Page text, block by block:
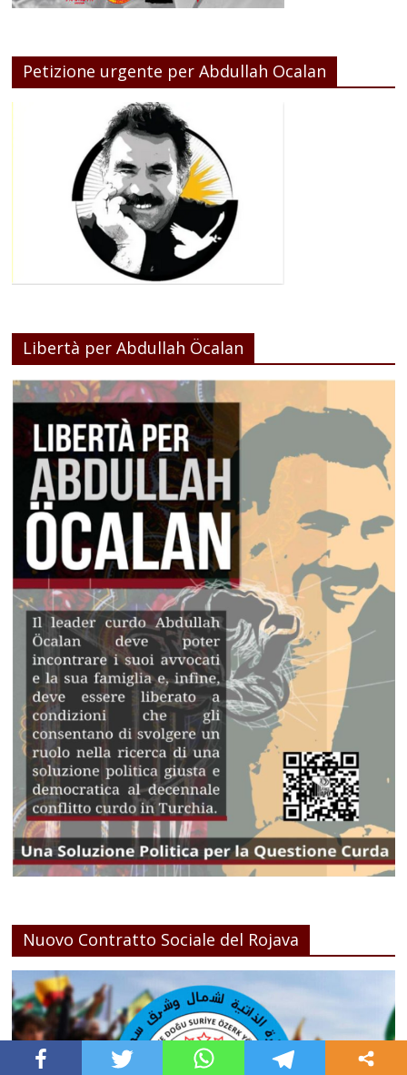
Petizione urgente per Abdullah Ocalan
Libertà per Abdullah Öcalan
Nuovo Contratto Sociale del Rojava